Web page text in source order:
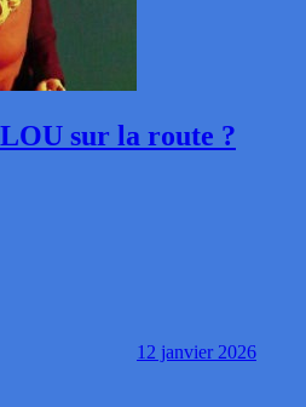
sur la route ?
12 janvier 2026